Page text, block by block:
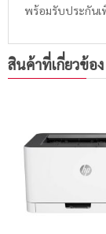
พร้อมรับประกันเ
สินค้าที่เกี่ยวข้อง